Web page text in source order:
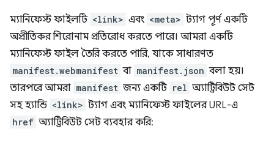
ম্যানিফেস্ট ফাইলটি <link> এবং <meta> ট্যাগ পূর্ণ একটি
অপ্রীতিকর শিরোনাম প্রতিরোধ করতে পারে। আমরা একটি
ম্যানিফেস্ট ফাইল তৈরি করতে পারি, যাকে সাধারণত
manifest.webmanifest বা manifest.json বলা হয়।
তারপরে আমরা manifest জন্য একটি rel অ্যাট্রিবিউট সেট
সহ হ্যান্ডি <link> ট্যাগ এবং ম্যানিফেস্ট ফাইলের URL-এ
href অ্যাট্রিবিউট সেট ব্যবহার করি: